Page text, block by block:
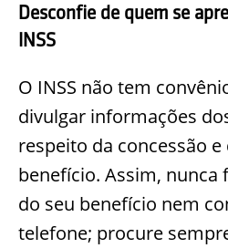
Desconfie de quem se
INSS
O INSS não tem
divulgar informações
respeito da concessão
benefício. Assim, nunca
do seu benefício nem
telefone; procure